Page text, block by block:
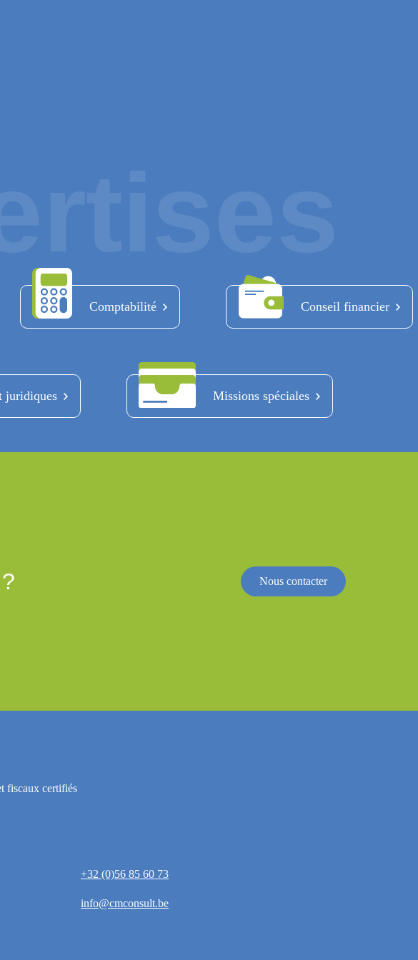
Comptabilité Conseil financier
juridiques Missions spéciales
Nous contacter
fiscaux certifiés
+32 (0)56 85 60 73
info@cmconsult.be